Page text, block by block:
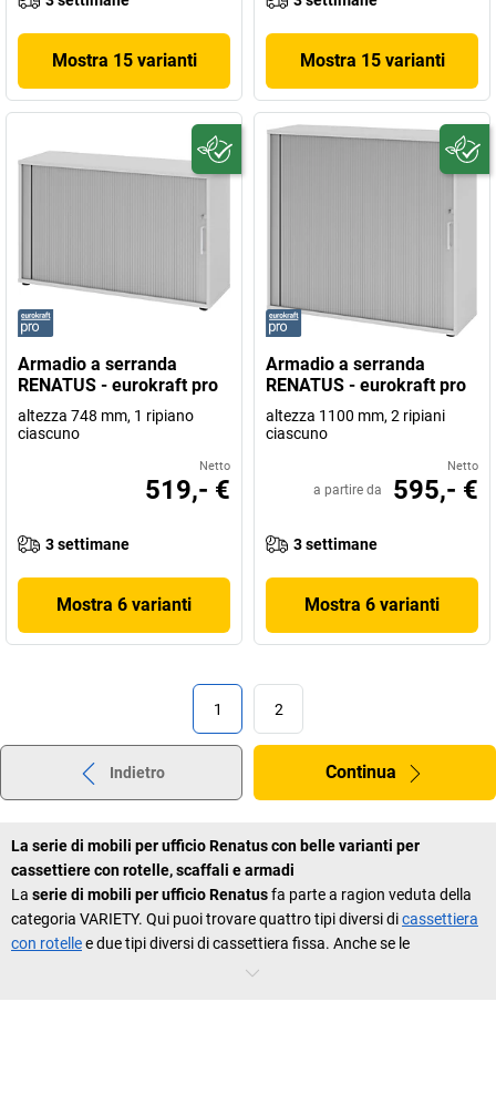
Mostra 15 varianti Mostra 15 varianti
Armadio a serranda
RENATUS - eurokraft pro
altezza 748 mm, 1 ripiano
ciascuno
Netto
519,- €
3 settimane
Mostra 6 varianti
Armadio a serranda
RENATUS - eurokraft pro
altezza 1100 mm, 2 ripiani
ciascuno
Netto
a partire da 595,- €
3 settimane
Mostra 6 varianti
1 2
Indietro Continua
La serie di mobili per ufficio Renatus con belle varianti per
cassettiere con rotelle, scaffali e armadi
La serie di mobili per ufficio Renatusfa parte a ragion veduta della
categoria VARIETY. Qui puoi trovare quattro tipi diversi dicassettiera
con rotellee due tipi diversi di cassettiera fissa. Anche se le
cassettiere con rotelle hanno la stessa altezza, puoi scegliere tuttavia